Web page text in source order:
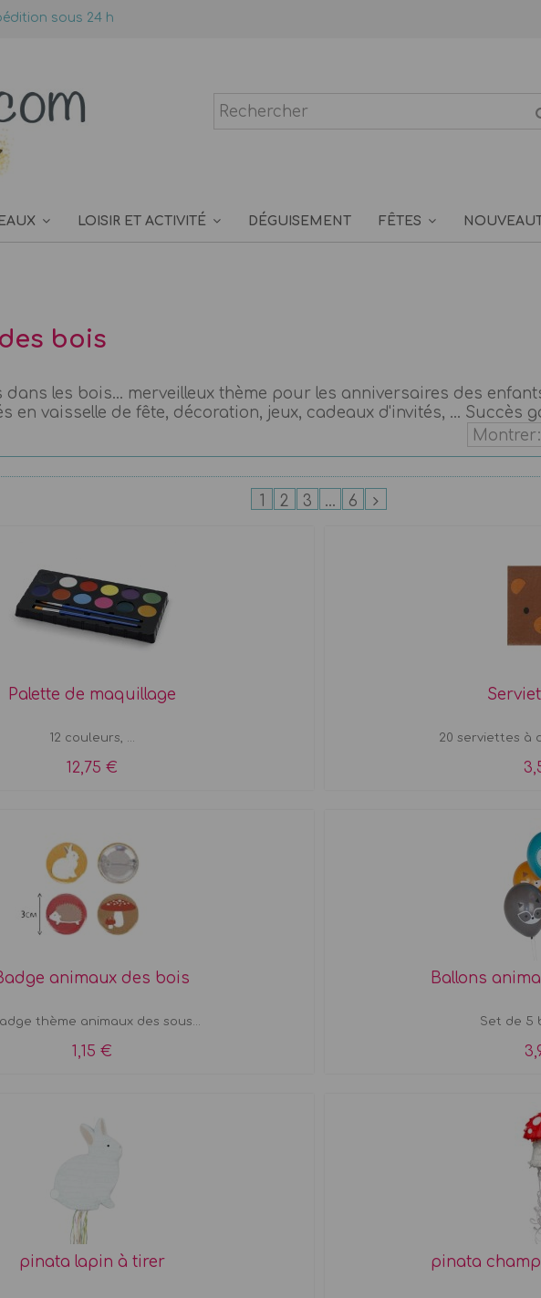
sous 24 h
LOISIR ET ACTIVITÉ DÉGUISEMENT FÊTES
bois
dans les bois... merveilleux thème pour les anniversaires des
en vaisselle de fête, décoration, jeux, cadeaux d'invités, ... Succès
1 2 3 ... 6
Palette de maquillage
12 couleurs, ...
12,75 €
20 serviettes à
animaux des bois
thème animaux des sous...
1,15 €
Ballons
Set de 5
pinata lapin à tirer pinata